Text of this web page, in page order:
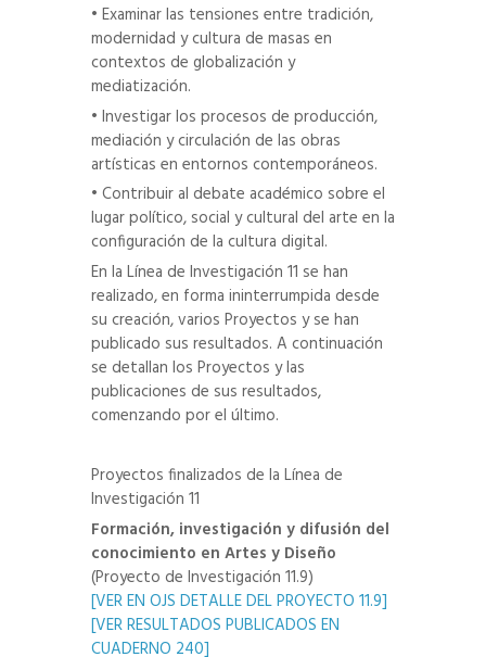
• Examinar las tensiones entre tradición,
modernidad y cultura de masas en
contextos de globalización y
mediatización.
• Investigar los procesos de producción,
mediación y circulación de las obras
artísticas en entornos contemporáneos.
• Contribuir al debate académico sobre el
lugar político, social y cultural del arte en la
configuración de la cultura digital.
En la Línea de Investigación 11 se han
realizado, en forma ininterrumpida desde
su creación, varios Proyectos y se han
publicado sus resultados. A continuación
se detallan los Proyectos y las
publicaciones de sus resultados,
comenzando por el último.
Proyectos finalizados de la Línea de
Investigación 11
Formación, investigación y difusión del
conocimiento en Artes y Diseño
(Proyecto de Investigación 11.9)
[VER EN OJS DETALLE DEL PROYECTO 11.9]
[VER RESULTADOS PUBLICADOS EN
CUADERNO 240]